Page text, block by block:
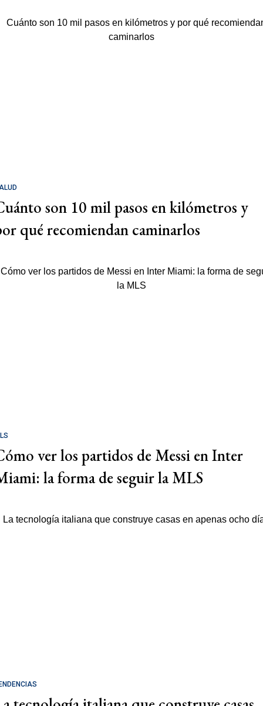
son 10 mil pasos en kilómetros y
qué recomiendan caminarlos
ver los partidos de Messi en Inter
la forma de seguir la MLS